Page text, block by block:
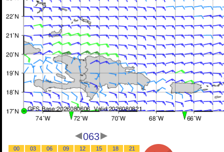
063
00 03 06 09 12 15 18
21